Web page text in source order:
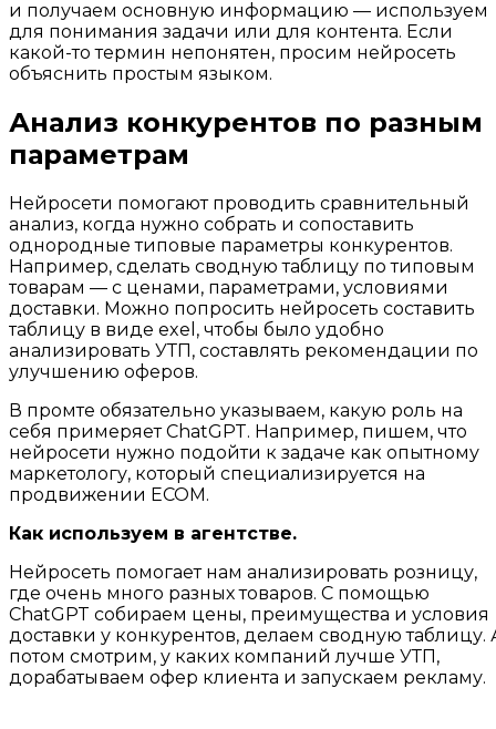
и получаем основную информацию — используем
для понимания задачи или для контента. Если
какой-то термин непонятен, просим нейросеть
объяснить простым языком.
Анализ конкурентов по разным
параметрам
Нейросети помогают проводить сравнительный
анализ, когда нужно собрать и сопоставить
однородные типовые параметры конкурентов.
Например, сделать сводную таблицу по типовым
товарам — с ценами, параметрами, условиями
доставки. Можно попросить нейросеть составить
таблицу в виде exel, чтобы было удобно
анализировать УТП, составлять рекомендации по
улучшению оферов.
В промте обязательно указываем, какую роль на
себя примеряет ChatGPT. Например, пишем, что
нейросети нужно подойти к задаче как опытному
маркетологу, который специализируется на
продвижении ECOM.
Как используем в агентстве.
Нейросеть помогает нам анализировать розницу,
где очень много разных товаров. С помощью
ChatGPT собираем цены, преимущества и условия
доставки у конкурентов, делаем сводную таблицу.
потом смотрим, у каких компаний лучше УТП,
дорабатываем офер клиента и запускаем рекламу.